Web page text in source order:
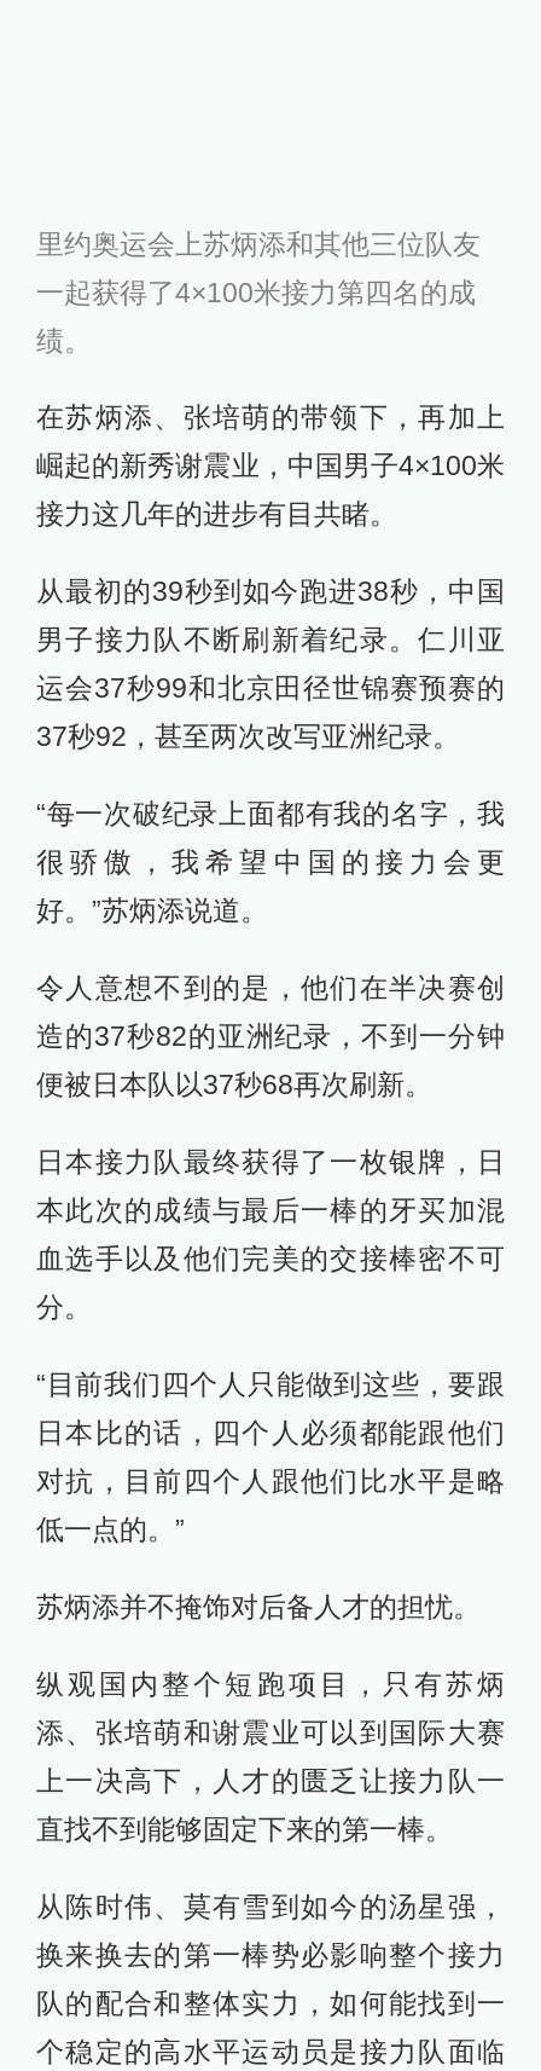
男子接力队不断刷新着纪录。仁川亚
运会37秒99和北京田径世锦赛预赛的
37秒92，甚至两次改写亚洲纪录。
“每一次破纪录上面都有我的名字，我
很骄傲，我希望中国的接力会更
好。”苏炳添说道。
令人意想不到的是，他们在半决赛创
造的37秒82的亚洲纪录，不到一分钟
便被日本队以37秒68再次刷新。
本此次的成绩与最后一棒的牙买加混
血选手以及他们完美的交接棒密不可
分。
“目前我们四个人只能做到这些，要跟
日本比的话，四个人必须都能跟他们
对抗，目前四个人跟他们比水平是略
低一点的。”
苏炳添并不掩饰对后备人才的担忧。
纵观国内整个短跑项目，只有苏炳
上一决高下，人才的匮乏让接力队一
直找不到能够固定下来的第一棒。
从陈时伟、莫有雪到如今的汤星强，
队的配合和整体实力，如何能找到一
个稳定的高水平运动员是接力队面临
的最大问题。
“目前我跟谢震业、张培萌的成绩领先
后面的人一大截，他们应该要更加自
信，跟上我们的步伐。”
29岁的张培萌、27岁的苏炳添和23岁
的谢震业，这样的阵容并不年轻。